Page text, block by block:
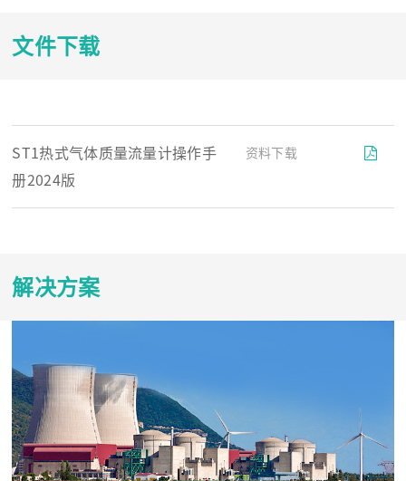
文件下载
ST1热式气体质量流量计操作手
册2024版
资料下载
解决方案